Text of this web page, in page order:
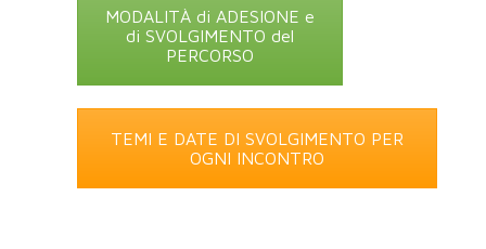
MODALITÀ di ADESIONE e
di SVOLGIMENTO del
PERCORSO
TEMI E DATE DI SVOLGIMENTO PER
OGNI INCONTRO